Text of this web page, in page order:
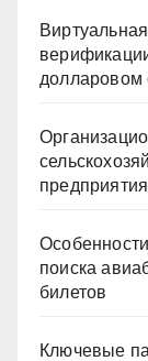
долларовом
поиска
билетов
Ключевые